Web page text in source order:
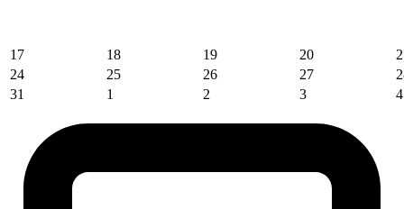
17 18 19 20
24
25 26 27
31
1 2 3 4